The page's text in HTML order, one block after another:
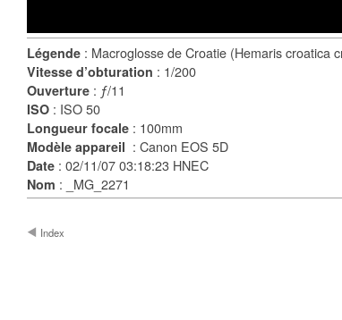
Légende : Macroglosse de Croatie (Hemaris croatica
Vitesse d’obturation : 1/200
Ouverture : ƒ/11
ISO : ISO 50
Longueur focale : 100mm
Modèle appareil : Canon EOS 5D
Date : 02/11/07 03:18:23 HNEC
Nom : _MG_2271
Index